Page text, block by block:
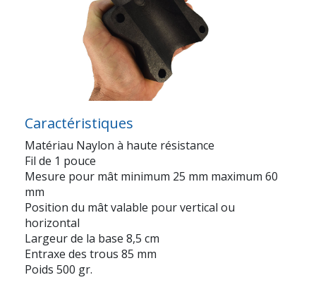
Caractéristiques
Matériau Naylon à haute résistance
Fil de 1 pouce
Mesure pour mât minimum 25 mm maximum 60
mm
Position du mât valable pour vertical ou
horizontal
Largeur de la base 8,5 cm
Entraxe des trous 85 mm
Poids 500 gr.